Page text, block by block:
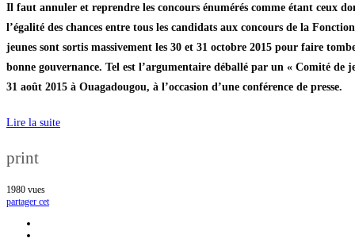
la
fonction
:
comité
de
candidats
Il faut annuler et reprendre les concours énumérés comme étant ceux
l’égalité des chances entre tous les candidats aux concours de la
jeunes sont sortis massivement les 30 et 31 octobre 2015 pour faire
bonne gouvernance. Tel est l’argumentaire déballé par un « Comité de
31 août 2015 à Ouagadougou, à l’occasion d’une conférence de presse.
Lire la suite
print
1980 vues
partager cet